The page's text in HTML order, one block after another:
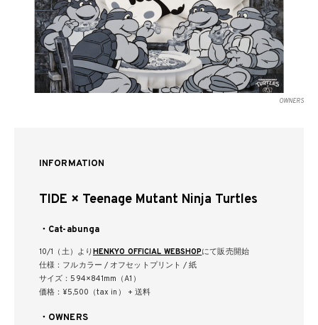
OWNERS
INFORMATION
TIDE × Teenage Mutant Ninja Turtles
・Cat-abunga
10/1（⼟）よりHENKYO OFFICIAL WEBSHOPにて販売開始
仕様：フルカラー / オフセットプリント / 紙
サイズ：594×841mm（A1）
価格：¥5,500（tax in） + 送料
・OWNERS